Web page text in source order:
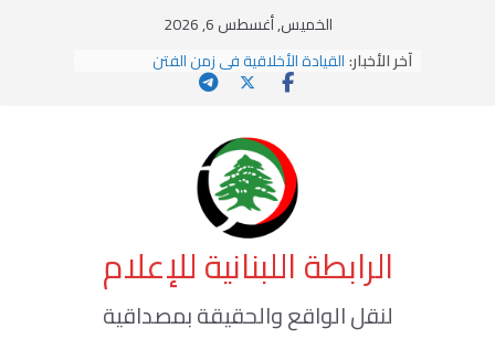
الخميس, أغسطس 6, 2026
آخر الأخبار:
يومَ يَفيضُ العَرَقُ
القيادة الأخلاقية في زمن الفتن
الاستلاب الثقافي وتحديات الهوية الإسلامية
الرابطة اللبنانية للإعلام
لنقل الواقع والحقيقة بمصداقية